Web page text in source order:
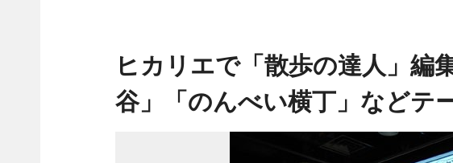
ヒカリエで「散歩の達人」編
谷」「のんべい横丁」などテ